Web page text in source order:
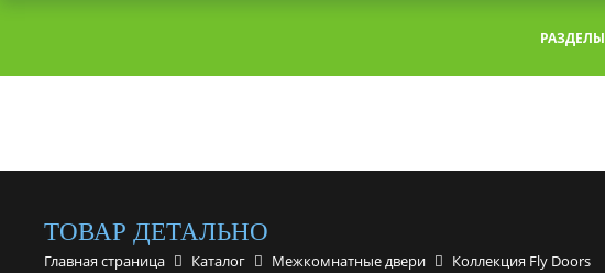
РАЗДЕЛЫ
ТОВАР ДЕТАЛЬНО
Главная страница Каталог Межкомнатные двери Коллекция Fly Doors